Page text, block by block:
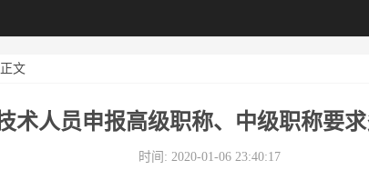
文
术人员申报高级职称、中级职称要求
时间: 2020-01-06 23:40:17